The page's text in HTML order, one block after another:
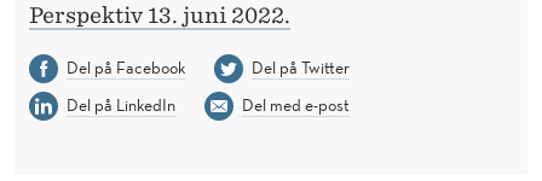
Perspektiv 13. juni 2022.
Del på Facebook
Del på Twitter
Del på LinkedIn
Del med e-post